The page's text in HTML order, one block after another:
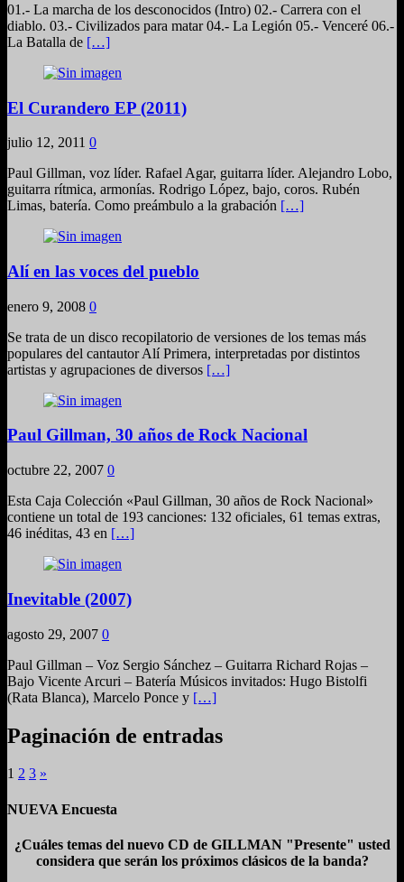
01.- La marcha de los desconocidos (Intro) 02.- Carrera con el
diablo. 03.- Civilizados para matar 04.- La Legión 05.- Venceré 06.-
La Batalla de […]
El Curandero EP (2011)
julio 12, 2011 0
Paul Gillman, voz líder. Rafael Agar, guitarra líder. Alejandro Lobo,
guitarra rítmica, armonías. Rodrigo López, bajo, coros. Rubén
Limas, batería. Como preámbulo a la grabación […]
Alí en las voces del pueblo
enero 9, 2008 0
Se trata de un disco recopilatorio de versiones de los temas más
populares del cantautor Alí Primera, interpretadas por distintos
artistas y agrupaciones de diversos […]
Paul Gillman, 30 años de Rock Nacional
octubre 22, 2007 0
Esta Caja Colección «Paul Gillman, 30 años de Rock Nacional»
contiene un total de 193 canciones: 132 oficiales, 61 temas extras,
46 inéditas, 43 en […]
Inevitable (2007)
agosto 29, 2007 0
Paul Gillman – Voz Sergio Sánchez – Guitarra Richard Rojas –
Bajo Vicente Arcuri – Batería Músicos invitados: Hugo Bistolfi
(Rata Blanca), Marcelo Ponce y […]
Paginación de entradas
1 2 3 »
NUEVA Encuesta
¿Cuáles temas del nuevo CD de GILLMAN "Presente" usted
considera que serán los próximos clásicos de la banda?